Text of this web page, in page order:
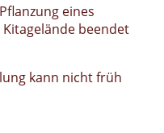
eines
beendet
kann nicht früh